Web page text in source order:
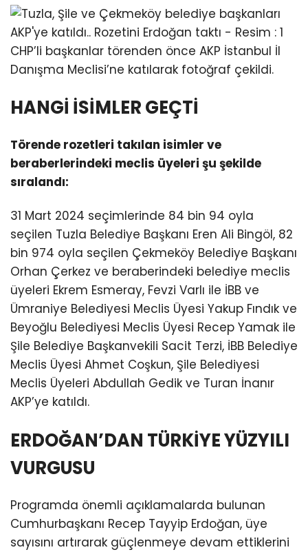
CHP’li başkanlar törenden önce AKP İstanbul İl
Danışma Meclisi’ne katılarak fotoğraf çekildi.
HANGİ İSİMLER GEÇTİ
Törende rozetleri takılan isimler ve
beraberlerindeki meclis üyeleri şu şekilde
sıralandı:
31 Mart 2024 seçimlerinde 84 bin 94 oyla
seçilen Tuzla Belediye Başkanı Eren Ali Bingöl, 82
bin 974 oyla seçilen Çekmeköy Belediye Başkanı
Orhan Çerkez ve beraberindeki belediye meclis
üyeleri Ekrem Esmeray, Fevzi Varlı ile İBB ve
Ümraniye Belediyesi Meclis Üyesi Yakup Fındık ve
Beyoğlu Belediyesi Meclis Üyesi Recep Yamak ile
Şile Belediye Başkanvekili Sacit Terzi, İBB Belediye
Meclis Üyesi Ahmet Coşkun, Şile Belediyesi
Meclis Üyeleri Abdullah Gedik ve Turan İnanır
AKP’ye katıldı.
ERDOĞAN’DAN TÜRKİYE YÜZYILI
VURGUSU
Programda önemli açıklamalarda bulunan
Cumhurbaşkanı Recep Tayyip Erdoğan, üye
sayısını artırarak güçlenmeye devam ettiklerini